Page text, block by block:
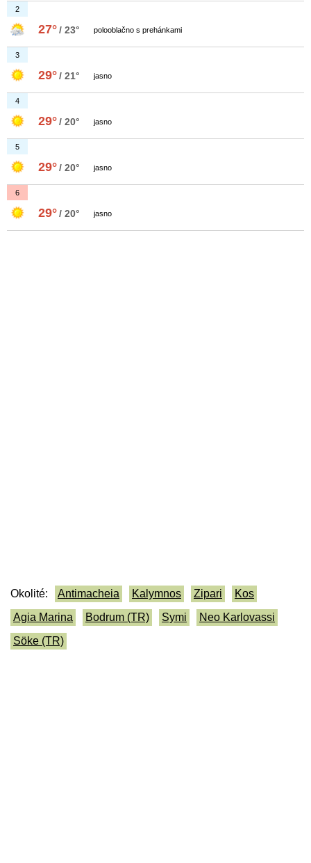
2
27°/ 23° polooblačno s prehánkami
3
29°/ 21° jasno
4
29°/ 20° jasno
5
29°/ 20° jasno
6
29°/ 20° jasno
Okolité: Antimacheia Kalymnos Zipari
Kos
Agia Marina
Bodrum (TR) Symi
Neo Karlovassi
Söke (TR)